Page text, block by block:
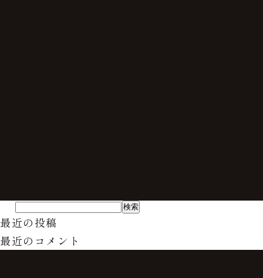
最近の投稿
最近のコメント